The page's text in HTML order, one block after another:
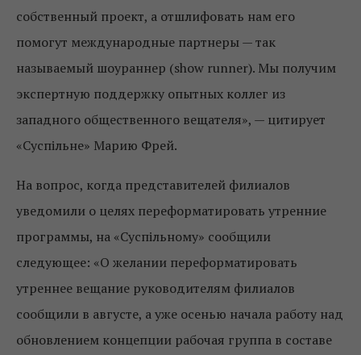
собственный проект, а отшлифовать нам его
помогут международные партнеры — так
называемый шоураннер (show runner). Мы получим
экспертную поддержку опытных коллег из
западного общественного вещателя», — цитирует
«Суспільне» Марию Фрей.
На вопрос, когда представителей филиалов
уведомили о целях переформатировать утренние
программы, на «Суспільному» сообщили
следующее: «О желании переформатировать
утреннее вещание руководителям филиалов
сообщили в августе, а уже осенью начала работу над
обновлением концепции рабочая группа в составе